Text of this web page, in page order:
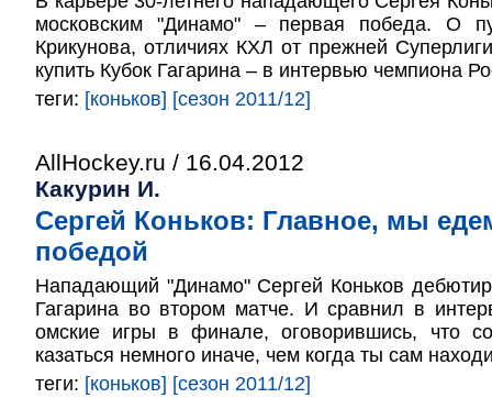
московским "Динамо" – первая победа. О
Крикунова, отличиях КХЛ от прежней
купить Кубок Гагарина – в интервью чемпиона
теги: [коньков] [сезон 2011/12]
AllHockey.ru / 16.04.2012
Какурин И.
Сергей Коньков: Главное, мы
победой
Нападающий "Динамо" Сергей Коньков
Гагарина во втором матче. И сравнил в
омские игры в финале, оговорившись, что
казаться немного иначе, чем когда ты сам
теги: [коньков] [сезон 2011/12]